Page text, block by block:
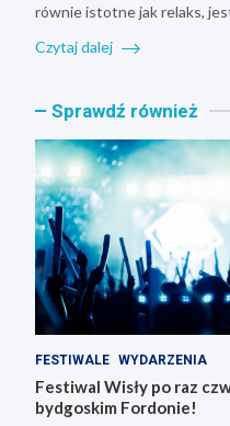
równie istotne jak relaks,
Czytaj dalej
Sprawdź również
FESTIWALE WYDARZENIA
Festiwal Wisły po raz
bydgoskim Fordonie!